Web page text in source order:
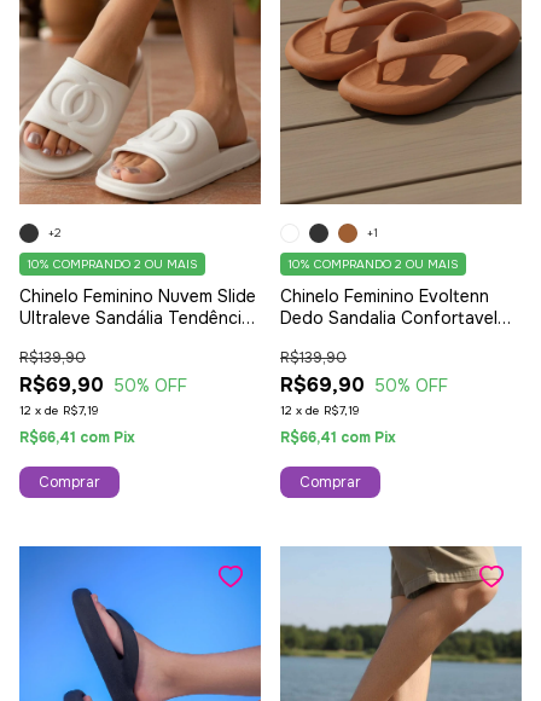
Chinelo Feminino Nuvem Slide
Ultraleve Sandália Tendência
R$69,90
R$139,90
50% OFF
12 x de R$7,19
10% COMPRANDO 2 OU MAIS
R$66,41 com Pix
+2
Comprar
Chinelo Feminino Evoltenn
Dedo Sandalia Confortavel
R$69,90
R$139,90
50% OFF
12 x de R$7,19
10% COMPRANDO 2 OU MAIS
R$66,41 com Pix
+1
Comprar